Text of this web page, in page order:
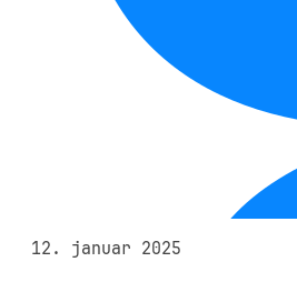
12. januar 2025